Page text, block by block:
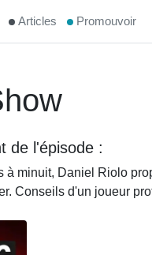
Articles Promouvoir
de l'épisode :
à minuit, Daniel Riolo
Conseils d'un joueur